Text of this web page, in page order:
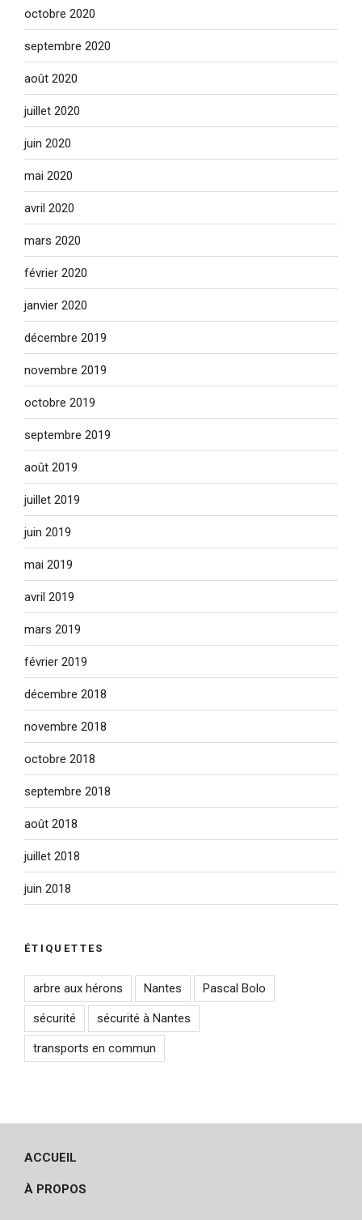
octobre 2020
septembre 2020
août 2020
juillet 2020
juin 2020
mai 2020
avril 2020
mars 2020
février 2020
janvier 2020
décembre 2019
novembre 2019
octobre 2019
septembre 2019
août 2019
juillet 2019
juin 2019
mai 2019
avril 2019
mars 2019
février 2019
décembre 2018
novembre 2018
octobre 2018
septembre 2018
août 2018
juillet 2018
juin 2018
ÉTIQUETTES
arbre aux hérons Nantes Pascal Bolo
sécurité sécurité à Nantes
transports en commun
ACCUEIL
À PROPOS